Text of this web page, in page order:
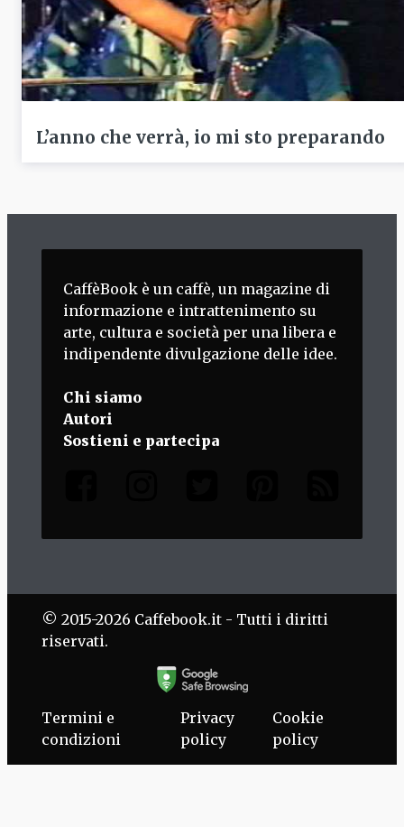
L’anno che verrà, io mi sto preparando
CaffèBook è un caffè, un magazine di
informazione e intrattenimento su
arte, cultura e società per una libera e
indipendente divulgazione delle idee.
Chi siamo
Autori
Sostieni e partecipa
© 2015-2026 Caffebook.it - Tutti i diritti
riservati.
Termini e
condizioni
Privacy
policy
Cookie
policy